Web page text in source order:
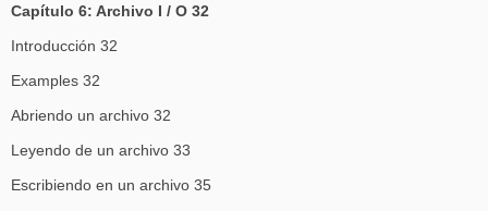
Capítulo 6: Archivo I / O 32
Introducción 32
Examples 32
Abriendo un archivo 32
Leyendo de un archivo 33
Escribiendo en un archivo 35